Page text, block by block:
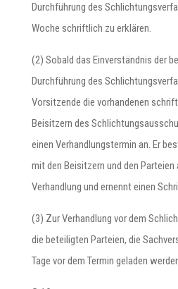
Durchführung des
Woche schriftlich zu erklären.
(2) Sobald das Einverständnis der
Durchführung des
Vorsitzende die vorhandenen
Beisitzern des
einen Verhandlungstermin an. Er
mit den Beisitzern und den Parteien
Verhandlung und ernennt einen
(3) Zur Verhandlung vor dem
die beteiligten Parteien, die
Tage vor dem Termin geladen